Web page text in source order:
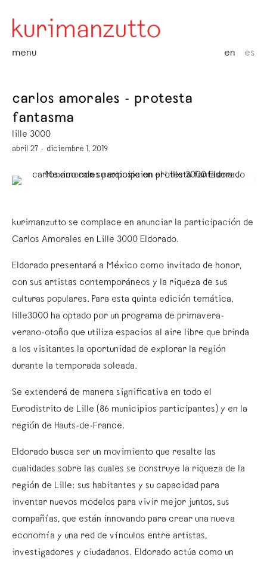
menu en es
carlos amorales - protesta
fantasma
lille 3000
abril 27 - diciembre 1, 2019
kurimanzutto se complace en anunciar la participación de
Carlos Amorales en Lille 3000 Eldorado.
Eldorado presentará a México como invitado de honor,
con sus artistas contemporáneos y la riqueza de sus
culturas populares. Para esta quinta edición temática,
lille3000 ha optado por un programa de primavera-
verano-otoño que utiliza espacios al aire libre que brinda
a los visitantes la oportunidad de explorar la región
durante la temporada soleada.
Se extenderá de manera significativa en todo el
Eurodistrito de Lille (86 municipios participantes) y en la
región de Hauts-de-France.
Eldorado busca ser un movimiento que resalte las
cualidades sobre las cuales se construye la riqueza de la
región de Lille: sus habitantes y su capacidad para
inventar nuevos modelos para vivir mejor juntos, sus
compañías, que están innovando para crear una nueva
economía y una red de vínculos entre artistas,
investigadores y ciudadanos. Eldorado actúa como un